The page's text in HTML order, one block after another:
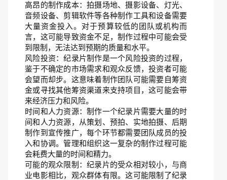
高昂的制作成本：拍摄场地、摄影设备、灯光、
音频设备、剪辑软件等各种制作工具和设备需要
大量资金投入。对于预算较低的团队或机构而
言，这可能导致资金不足，制作过程中可能会受
到限制，无法达到预期的质量和水平。
风险投资：纪录片制作是一个风险投资的过程，
鉴于不确定的市场需求和观众反馈，投资者可能
会望而却步。这意味着制作团队可能需要自筹资
金或寻找其他筹资渠道来支持项目，这可能会带
来经济压力和风险。
时间和人力资源：制作一个纪录片需要大量的时
间和人力资源，从策划、预拍、实地拍摄、后期
制作到宣传推广，每个环节都需要团队成员的投
入和协调。管理和组织这一复杂的制作过程可能
会耗费大量的时间和精力。
可能的观众限制：纪录片的受众相对较小，与商
业电影相比，观众群体有限。这可能限制了纪录